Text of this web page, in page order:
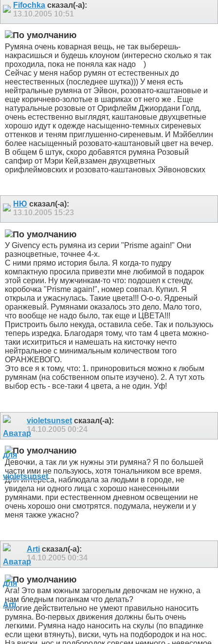
Fifochka сказал(-а):
13.10.2005 10:51
Румяна очень коварная вещь, не так выберешь-
накрасишься и будешь клоуном (интересно сколько я так
проходила, пока не поняла как надо
)
Сейчас у меня набор румян от естественных до
неестественных (последнее шутка))) У меня есть
нейтральные румяна от Эйвон, розовато-каштановые и
еще коричнево-золотые в шариках от него же . Еще
натуральные розовые от Орифлейм Джиордани Голд,
очень естественно выглядят, каштановые двухцветные
хорошо идут к одежде насыщенно-темных сиреневых
оттенков и теням приглушенно-сиреневым. И Мэйбеллин
более насыщенный розовато-каштановый цвет на вечер.
В общем 6 штук, скоро добавятся румяна Розовый
сапфир от Мэри Кей,взамен двухцветных
орифлеймовских и розовато-каштановых Эйвоновских
НЮ сказал(-а):
13.10.2005 15:23
У Givency есть румяна из серии "Prisme again!" Они
разноцветные, точнее 4-х.
С ними прямо история была. Я когда-то пудру
компактную просила привезти мне любимой в подарок
этой серии. Ну мужчинкам-то что: подошел к стенду,
коробочка "Prisme again!", номер совпал. Купил. Я
открыла и ужаснулась. Такие цвета!!! О-о-о. Ядреный
оранжевый. Румянами оказалось это дело. Мало того,
что вообще не надо было, так еще и ЦВЕТА!!!
Пристроить было некуда, оставила себе. Так и пользуюсь
теперь изредка. Благодаря тому, что там 4 цвета можно-
таки исхитриться и намешать на кисточку нечто
нейтральное с минимальным количеством того
ОРАНЖЕВОГО.
Это все я к тому, что: 1. приноровиться можно к любым
румянам (на собственном опыте изучено). 2. А тут хоть
выбор есть - все-таки 4 цвета, а не один. Уф!
violetsunset сказал(-а):
14.10.2005 00:24
Девочки, а так ли уж нужны эти румяна? Я по большей
части ими не пользуюсь, хотя тональником все время.
Для интереса, наблюдала за людьми в городе, не
увидела ни одного лица с хорошо нанесенными
румянами. при естественном дневном освещении не
очень хорошо они смотрятся. подумала, неужели и у
меня также ужасно?
Arti сказал(-а):
14.10.2005 00:34
Ага! Это вам южным загорелым девочкам не нужно, а
нам бледным поганкам что делать?
Многие действительно не умеют правильно наносить
румяна. Во-первых движения должны быть очень
легкими. Румяна надо наносить на скулы (по впадинке
если щеки втянуть), виски, чуть на подбородок и на нос.